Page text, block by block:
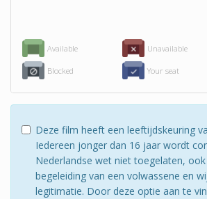
Available Unavailable
Blocked Your seat
Deze film heeft een leeftijdskeuring
Iedereen jonger dan 16 jaar wordt
Nederlandse wet niet toegelaten,
begeleiding van een volwassene en
legitimatie. Door deze optie aan te